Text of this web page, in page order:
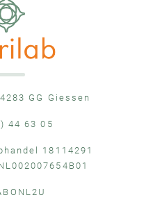
GG Giessen
44 63 05
18114291